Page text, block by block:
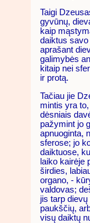
Taigi
gyvūnų,
kaip
daiktus
aprašant
galimybės
kitaip nei
ir protą.
Tačiau jie
mintis yra
dėsniais
pažymint jo
apnuoginta,
sferose; jo
daiktuose,
laiko kairėje
širdies,
organo, -
valdovas;
jis tarp
paukščių,
visų daiktų